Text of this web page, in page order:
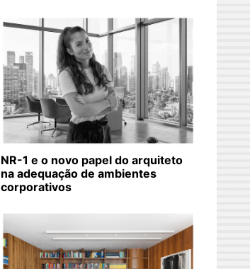
NR-1 e o novo papel do arquiteto
na adequação de ambientes
corporativos